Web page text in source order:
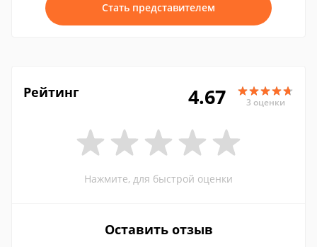
Стать представителем
Рейтинг 4.67 3 оценки
Нажмите, для быстрой оценки
Оставить отзыв